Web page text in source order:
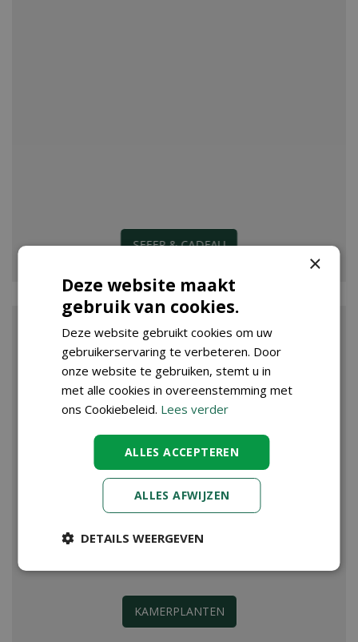
SFEER & CADEAU
KAMERPLANTEN
×
Deze website maakt
gebruik van cookies.
Deze website gebruikt cookies om uw
gebruikerservaring te verbeteren. Door
onze website te gebruiken, stemt u in
met alle cookies in overeenstemming met
ons Cookiebeleid. Lees verder
ALLES ACCEPTEREN
ALLES AFWIJZEN
DETAILS WEERGEVEN